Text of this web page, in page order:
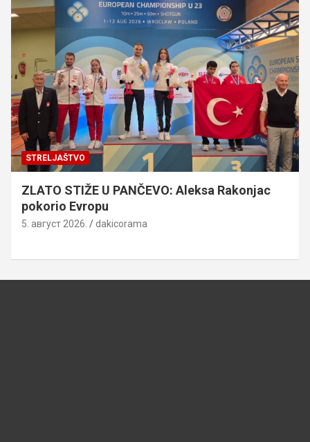
STRELJAŠTVO
ZLATO STIŽE U PANČEVO: Aleksa Rakonjac
pokorio Evropu
5. август 2026. dakicorama